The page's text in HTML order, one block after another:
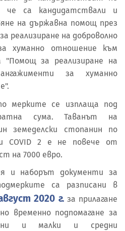
че са кандидатствали и
на държавна помощ през
реализиране на доброволно
хуманно отношение към
за реализиране на
за хуманно
мерките се изплаща под
сума. Таванът на
земеделски стопанин по
COVID 2 е не повече от
на 7000 евро.
и наборът документи за
са разписани в
2020 г. за прилагане
временно подпомагане за
и малки и средни